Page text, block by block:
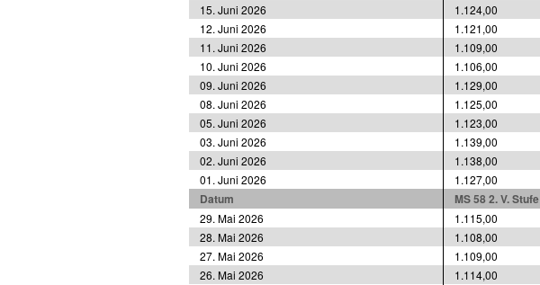
15. Juni 2026
1.124,00
12. Juni 2026
1.121,00
11. Juni 2026
1.109,00
10. Juni 2026
1.106,00
09. Juni 2026
1.129,00
08. Juni 2026
1.125,00
05. Juni 2026
1.123,00
03. Juni 2026
1.139,00
02. Juni 2026
1.138,00
01. Juni 2026
1.127,00
Datum MS 58 2. V. Stufe
29. Mai 2026
1.115,00
28. Mai 2026
1.108,00
27. Mai 2026
1.109,00
26. Mai 2026
1.114,00